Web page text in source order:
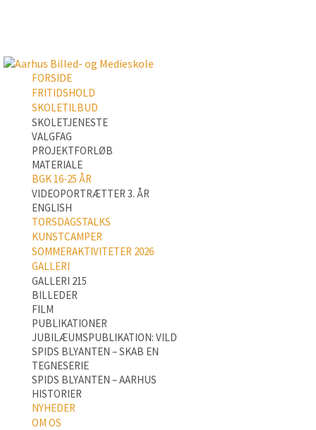
FORSIDE
FRITIDSHOLD
SKOLETILBUD
SKOLETJENESTE
VALGFAG
PROJEKTFORLØB
MATERIALE
BGK 16-25 ÅR
VIDEOPORTRÆTTER 3. ÅR
ENGLISH
TORSDAGSTALKS
KUNSTCAMPER
SOMMERAKTIVITETER 2026
GALLERI
GALLERI 215
BILLEDER
FILM
PUBLIKATIONER
JUBILÆUMSPUBLIKATION: VILD
SPIDS BLYANTEN – SKAB EN
TEGNESERIE
SPIDS BLYANTEN – AARHUS
HISTORIER
NYHEDER
OM OS